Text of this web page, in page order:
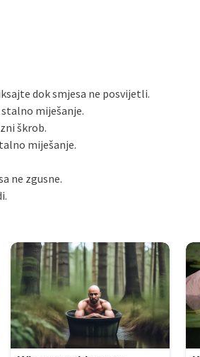
dok smjesa ne posvijetli.
miješanje.
škrob.
miješanje.
ne zgusne.